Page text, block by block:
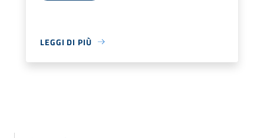
LEGGI DI PIÙ